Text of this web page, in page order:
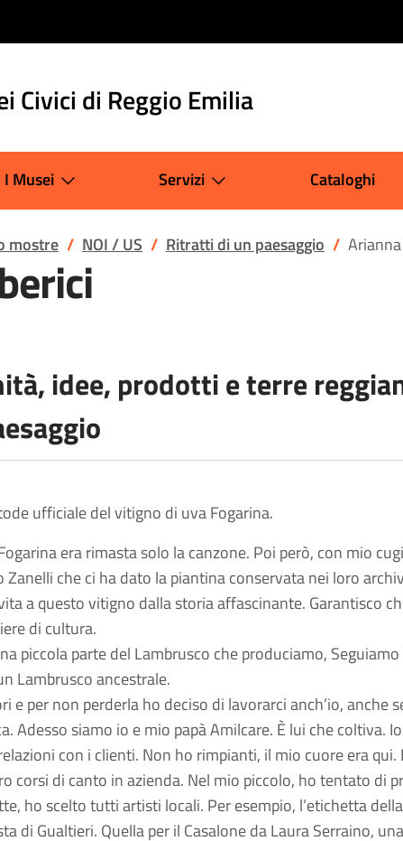
Civici di Reggio Emilia
I Musei Servizi Cataloghi
mostre NOI / US Ritratti di un paesaggio
idee, prodotti e terre
ufficiale del vitigno di uva Fogarina.
era rimasta solo la canzone. Poi però, con mio
che ci ha dato la piantina conservata nei loro
a questo vitigno dalla storia affascinante. Garantisco
di cultura.
piccola parte del Lambrusco che produciamo,
Lambrusco ancestrale.
e per non perderla ho deciso di lavorarci anch’io, anche
Adesso siamo io e mio papà Amilcare. È lui che coltiva.
con i clienti. Non ho rimpianti, il mio cuore era qui.
corsi di canto in azienda. Nel mio piccolo, ho tentato di
ho scelto tutti artisti locali. Per esempio, l’etichetta
di Gualtieri. Quella per il Casalone da Laura Serraino,